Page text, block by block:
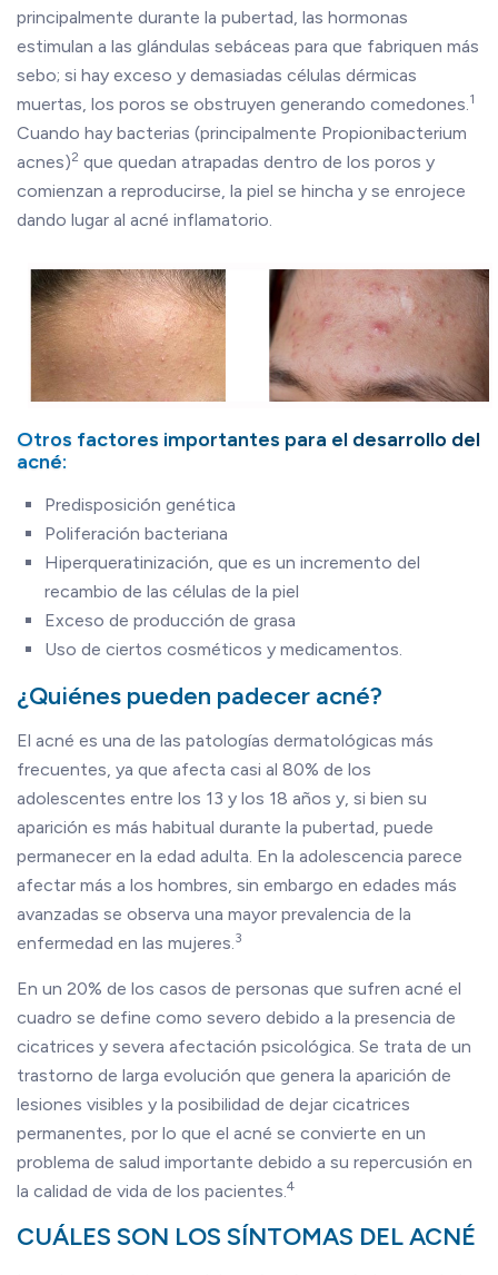
principalmente durante la pubertad, las hormonas
estimulan a las glándulas sebáceas para que fabriquen más
sebo; si hay exceso y demasiadas células dérmicas
muertas, los poros se obstruyen generando comedones.1
Cuando hay bacterias (principalmente Propionibacterium
acnes)2 que quedan atrapadas dentro de los poros y
comienzan a reproducirse, la piel se hincha y se enrojece
dando lugar al acné inflamatorio.
Otros factores importantes para el desarrollo del
acné:
Predisposición genética
Poliferación bacteriana
Hiperqueratinización, que es un incremento del
recambio de las células de la piel
Exceso de producción de grasa
Uso de ciertos cosméticos y medicamentos.
¿Quiénes pueden padecer acné?
El acné es una de las patologías dermatológicas más
frecuentes, ya que afecta casi al 80% de los
adolescentes entre los 13 y los 18 años y, si bien su
aparición es más habitual durante la pubertad, puede
permanecer en la edad adulta. En la adolescencia parece
afectar más a los hombres, sin embargo en edades más
avanzadas se observa una mayor prevalencia de la
enfermedad en las mujeres.3
En un 20% de los casos de personas que sufren acné el
cuadro se define como severo debido a la presencia de
cicatrices y severa afectación psicológica. Se trata de un
trastorno de larga evolución que genera la aparición de
lesiones visibles y la posibilidad de dejar cicatrices
permanentes, por lo que el acné se convierte en un
problema de salud importante debido a su repercusión en
la calidad de vida de los pacientes.4
CUÁLES SON LOS SÍNTOMAS DEL ACNÉ